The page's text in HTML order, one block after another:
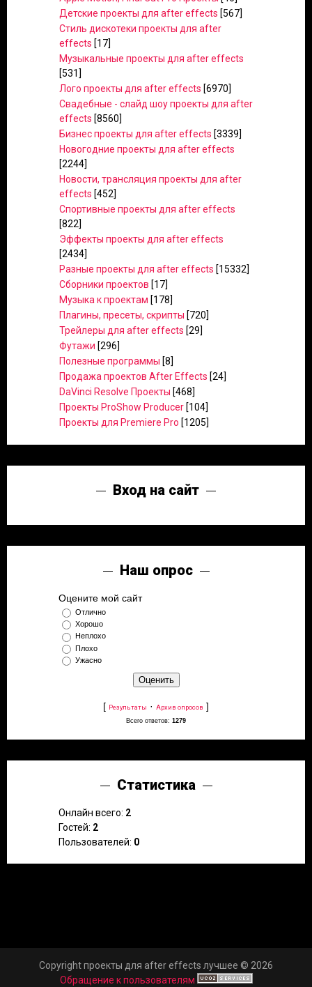
Детские проекты для after effects [567]
Стиль дискотеки проекты для after
effects [17]
Музыкальные проекты для after effects
[531]
Лого проекты для after effects [6970]
Свадебные - слайд шоу проекты для after
effects [8560]
Бизнес проекты для after effects [3339]
Новогодние проекты для after effects
[2244]
Новости, трансляция проекты для after
effects [452]
Спортивные проекты для after effects
[822]
Эффекты проекты для after effects
[2434]
Разные проекты для after effects [15332]
Сборники проектов [17]
Музыка к проектам [178]
Плагины, пресеты, скрипты [720]
Трейлеры для after effects [29]
Футажи [296]
Полезные программы [8]
Продажа проектов After Effects [24]
DaVinci Resolve Проекты [468]
Проекты ProShow Producer [104]
Проекты для Premiere Pro [1205]
Вход на сайт
Наш опрос
Оцените мой сайт
Отлично
Хорошо
Неплохо
Плохо
Ужасно
[ Результаты · Архив опросов ]
Всего ответов: 1279
Статистика
Онлайн всего: 2
Гостей: 2
Пользователей: 0
Copyright проекты для after effects лучшее © 2026
Обращение к пользователям